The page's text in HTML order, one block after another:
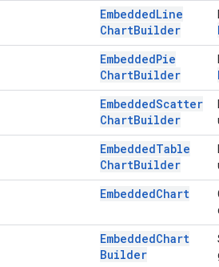
EmbeddedLine
ChartBuilder
EmbeddedPie
ChartBuilder
EmbeddedScatter
ChartBuilder
EmbeddedTable
ChartBuilder
EmbeddedChart
EmbeddedChart
Builder